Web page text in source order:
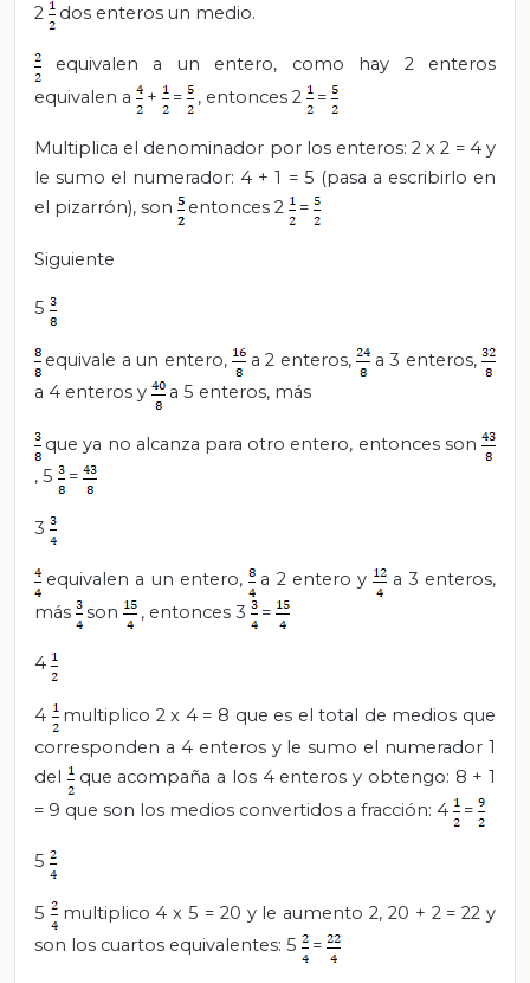
2 dos enteros un medio.
equivalen a un entero, como hay 2 enteros
equivalen a
+ = , entonces 2 =
Multiplica el denominador por los enteros: 2 x 2 = 4 y
le sumo el numerador: 4 + 1 = 5 (pasa a escribirlo en
el pizarrón), son
entonces 2 =
Siguiente
5
equivale a un entero, a 2 enteros,
a 3 enteros,
a 4 enteros y
a 5 enteros, más
que ya no alcanza para otro entero, entonces son
, 5
=
3
equivalen a un entero, a 2 entero y
a 3 enteros,
más
son , entonces 3 =
4
4
multiplico 2 x 4 = 8 que es el total de medios que
corresponden a 4 enteros y le sumo el numerador 1
del
que acompaña a los 4 enteros y obtengo: 8 + 1
= 9 que son los medios convertidos a fracción: 4
=
5
5
multiplico 4 x 5 = 20 y le aumento 2, 20 + 2 = 22 y
son los cuartos equivalentes: 5
=